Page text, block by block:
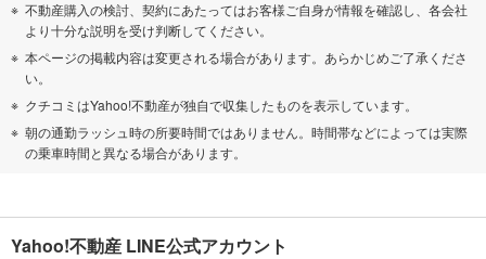
不動産購入の検討、契約にあたってはお客様ご自身が情報を確認し、各会社
より十分な説明を受け判断してください。
本ページの掲載内容は変更される場合があります。あらかじめご了承くださ
い。
クチコミはYahoo!不動産が独自で収集したものを表示しています。
朝の通勤ラッシュ時の所要時間ではありません。時間帯などによっては実際
の乗車時間と異なる場合があります。
Yahoo!不動産 LINE公式アカウント